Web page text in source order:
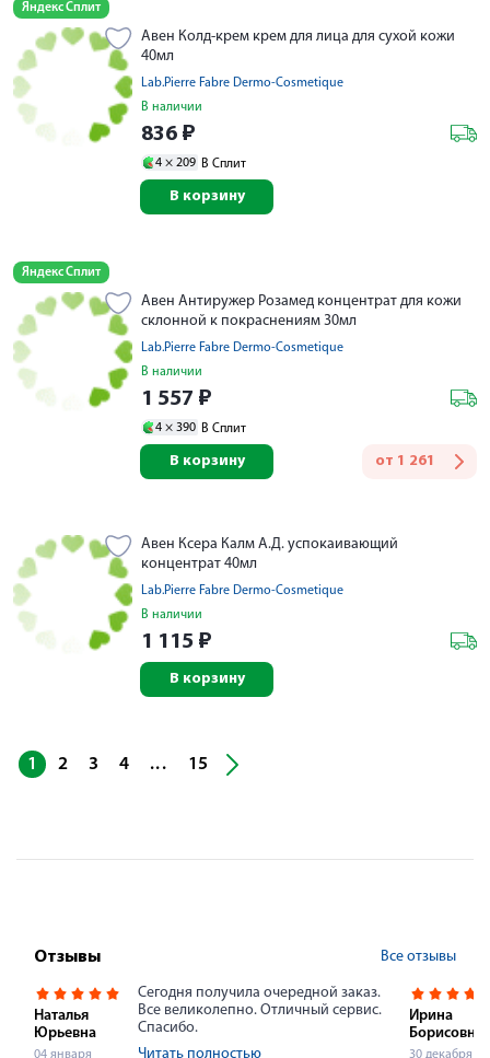
Яндекс Сплит
Авен Колд-крем крем для лица для сухой кожи
40мл
Lab.Pierre Fabre Dermo-Cosmetique
В наличии
836 ₽
4 × 209 В Сплит
В корзину
Яндекс Сплит
Авен Антиружер Розамед концентрат для кожи
склонной к покраснениям 30мл
Lab.Pierre Fabre Dermo-Cosmetique
В наличии
1 557 ₽
4 × 390 В Сплит
от 1 261
В корзину
Авен Ксера Калм А.Д. успокаивающий
концентрат 40мл
Lab.Pierre Fabre Dermo-Cosmetique
В наличии
1 115 ₽
В корзину
1 2 3 4 ... 15
Отзывы Все отзывы
Наталья
Юрьевна
04 января
Сегодня получила очередной заказ.
Все великолепно. Отличный сервис.
Спасибо.
Читать полностью
Ирина
Борисовна
30 декабря